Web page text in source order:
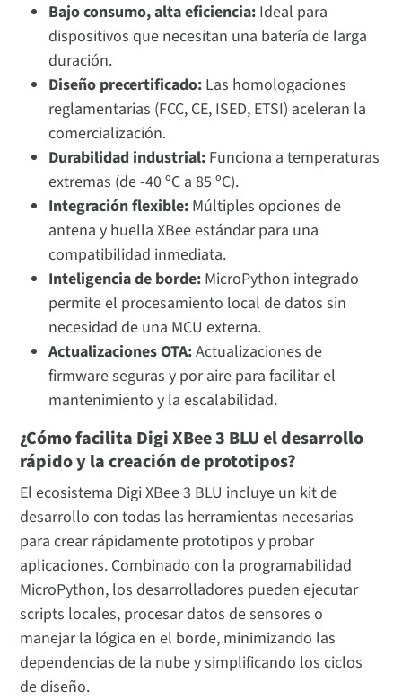
Bajo consumo, alta eficiencia: Ideal para
dispositivos que necesitan una batería de larga
duración.
Diseño precertificado: Las homologaciones
reglamentarias (FCC, CE, ISED, ETSI) aceleran la
comercialización.
Durabilidad industrial: Funciona a temperaturas
extremas (de -40 ºC a 85 ºC).
Integración flexible: Múltiples opciones de
antena y huella XBee estándar para una
compatibilidad inmediata.
Inteligencia de borde: MicroPython integrado
permite el procesamiento local de datos sin
necesidad de una MCU externa.
Actualizaciones OTA:Actualizaciones de
firmware seguras y por aire para facilitar el
mantenimiento y la escalabilidad.
¿Cómo facilita Digi XBee 3 BLU el desarrollo
rápido y la creación de prototipos?
El ecosistema Digi XBee 3 BLU incluye un kit de
desarrollo con todas las herramientas necesarias
para crear rápidamente prototipos y probar
aplicaciones. Combinado con la programabilidad
MicroPython, los desarrolladores pueden ejecutar
scripts locales, procesar datos de sensores o
manejar la lógica en el borde, minimizando las
dependencias de la nube y simplificando los ciclos
de diseño.